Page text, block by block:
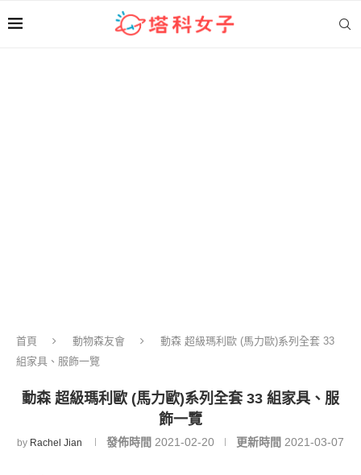
首頁 動物森友會
動森 超級瑪利歐 (馬力歐)系列全套 33
組家具、服飾一覽
動森 超級瑪利歐 (馬力歐)系列全套 33 組家具、服
飾一覽
by Rachel Jian 發佈時間 2021-02-20 更新時間 2021-03-07